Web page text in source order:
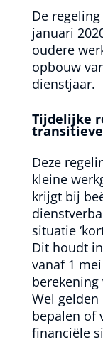
De
januari
oudere
opbouw
dienstjaar.
Tijdelijke
Deze
kleine
krijgt bij
situatie
Dit houdt
vanaf 1
Wel
bepalen of
financiële